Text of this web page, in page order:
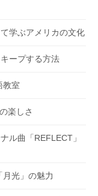
学ぶアメリカの文化
ープする方法
教室
楽しさ
ル曲「REFLECT」
光」の魅力